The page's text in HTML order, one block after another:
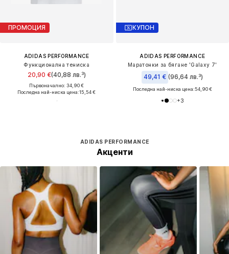
ПРОМОЦИЯ
ADIDAS PERFORMANCE
Функционална тениска
20,90 €(40,88 лв.³)
Първоначално: 34,90 €
Последна най-ниска цена:15,54 €
КУПОН
ADIDAS PERFORMANCE
Маратонки за бягане 'Galaxy 7'
49,41 € (96,64 лв.³)
Последна най-ниска цена:54,90 €
+3
ADIDAS PERFORMANCE
Акценти